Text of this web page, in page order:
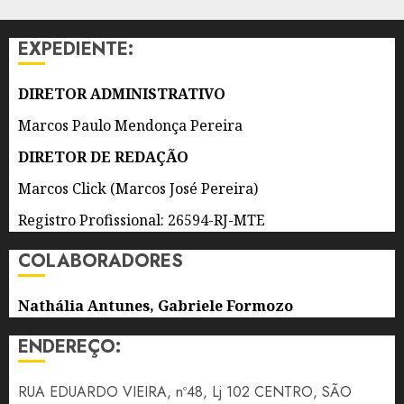
DE 2026
EXPEDIENTE:
DIRETOR ADMINISTRATIVO
Marcos Paulo Mendonça Pereira
DIRETOR DE REDAÇÃO
Marcos Click (Marcos José Pereira)
Registro Profissional: 26594-RJ-MTE
COLABORADORES
Nathália Antunes, Gabriele Formozo
ENDEREÇO:
RUA EDUARDO VIEIRA, nº48, Lj 102 CENTRO, SÃO